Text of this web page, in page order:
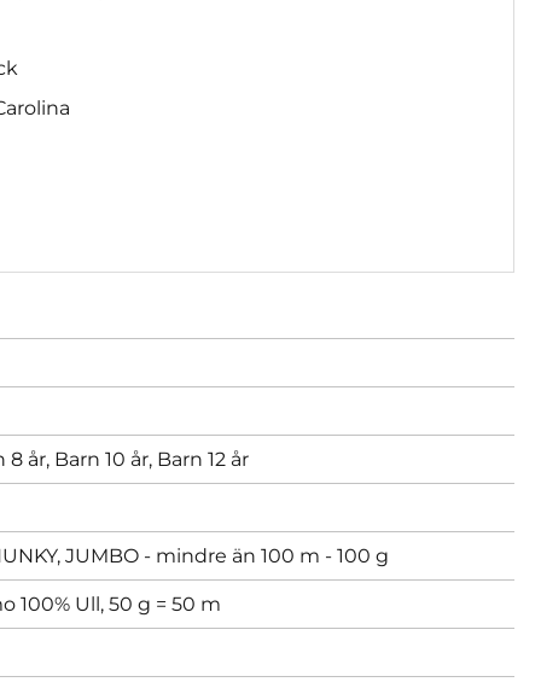
8 år, Barn 10 år, Barn 12 år
JUMBO - mindre än 100 m - 100 g
100% Ull, 50 g = 50 m